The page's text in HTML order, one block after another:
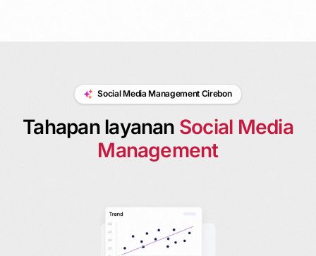
Social Media Management Cirebon
Tahapan layanan Social Media
Management